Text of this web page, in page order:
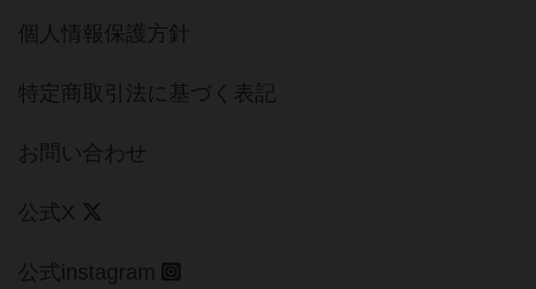
個人情報保護方針
特定商取引法に基づく表記
お問い合わせ
公式X
公式instagram